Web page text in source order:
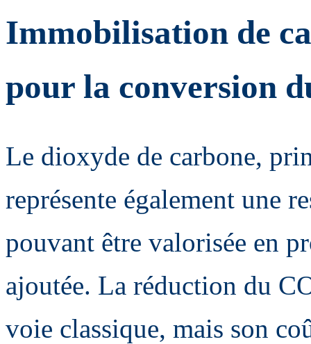
Immobilisation de
pour la conversion
Le dioxyde de carbone,
représente également une
pouvant être valorisée en
ajoutée. La réduction du
voie classique, mais son